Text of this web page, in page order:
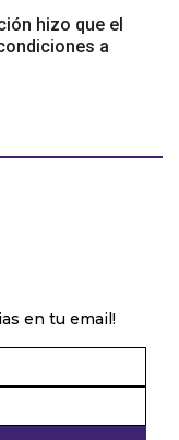
hizo que el
a
en tu email!